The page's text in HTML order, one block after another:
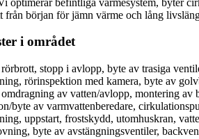
från början för jämn värme och lång
i området
stopp i avlopp, byte av trasiga
rörinspektion med kamera, byte av
av vatten/avlopp, montering av
byte av varmvattenberedare,
uppstart, frostskydd, utomhuskran,
byte av avstängningsventiler,